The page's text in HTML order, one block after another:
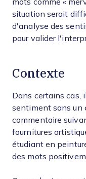
mots comme «
situation serait
d'analyse des
pour valider
Contexte
Dans certains cas,
sentiment sans un
commentaire
fournitures
étudiant en
des mots